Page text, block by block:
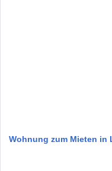
Wohnung zum Mieten in